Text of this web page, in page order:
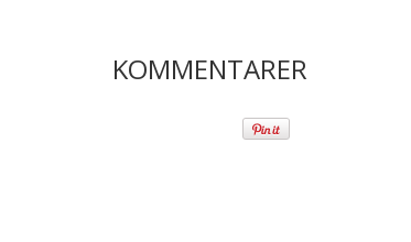
KOMMENTARER